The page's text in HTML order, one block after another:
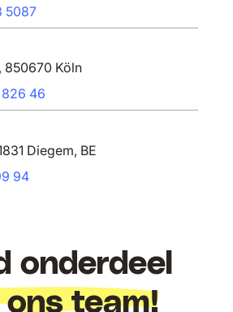
5087
850670 Köln
46
Diegem, BE
94
onderdeel
ons team!